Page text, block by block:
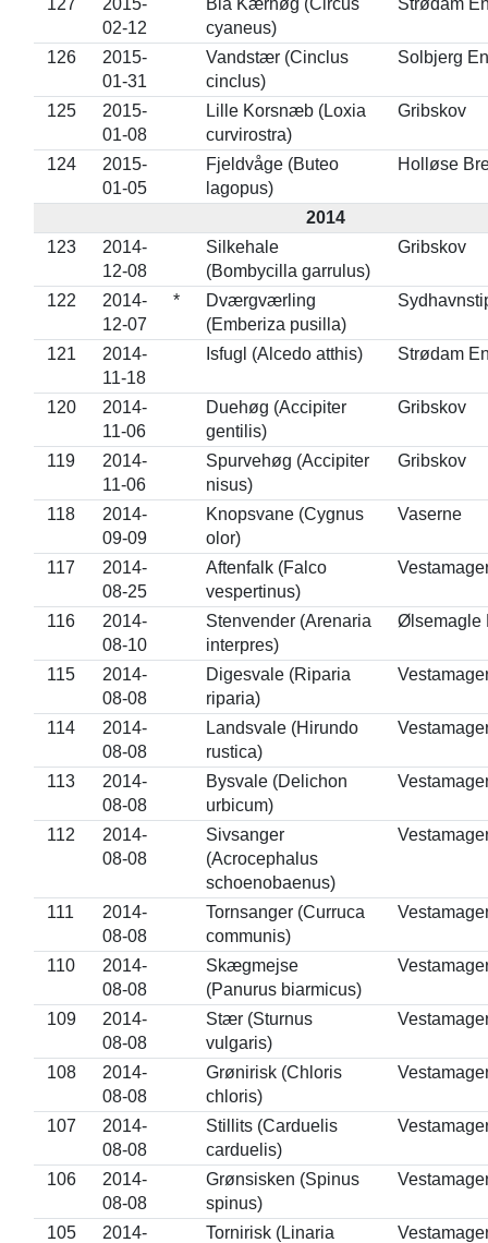
127
2015-
02-12
Blå Kærhøg (Circus
cyaneus)
Strødam
126
2015-
01-31
Vandstær (Cinclus
cinclus)
Solbjerg
125
2015-
01-08
Lille Korsnæb (Loxia
curvirostra)
Gribskov
124
2015-
01-05
Fjeldvåge (Buteo
lagopus)
Holløse
2014
123
2014-
12-08
Silkehale
(Bombycilla garrulus)
Gribskov
122
2014-
12-07
*
Dværgværling
(Emberiza pusilla)
121
2014-
11-18
Isfugl (Alcedo atthis) Strødam
120
2014-
11-06
Duehøg (Accipiter
gentilis)
Gribskov
119
2014-
11-06
Spurvehøg (Accipiter
nisus)
Gribskov
118
2014-
09-09
Knopsvane (Cygnus
olor)
Vaserne
117
2014-
08-25
Aftenfalk (Falco
vespertinus)
116
2014-
08-10
Stenvender (Arenaria
interpres)
Ølsemagle
115
2014-
08-08
Digesvale (Riparia
riparia)
114
2014-
08-08
Landsvale (Hirundo
rustica)
113
2014-
08-08
Bysvale (Delichon
urbicum)
112
2014-
08-08
Sivsanger
(Acrocephalus
schoenobaenus)
111
2014-
08-08
Tornsanger (Curruca
communis)
110
2014-
08-08
Skægmejse
(Panurus biarmicus)
109
2014-
08-08
Stær (Sturnus
vulgaris)
108
2014-
08-08
Grønirisk (Chloris
chloris)
107
2014-
08-08
Stillits (Carduelis
carduelis)
106
2014-
08-08
Grønsisken (Spinus
spinus)
105
2014-
Tornirisk (Linaria